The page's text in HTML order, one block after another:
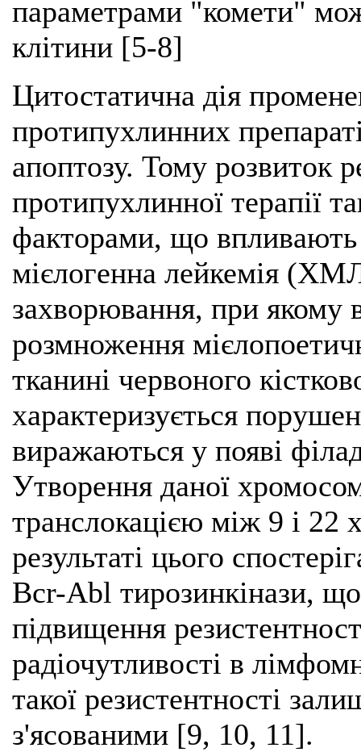
параметрами "комети"
клітини [5-8]
Цитостатична дія
протипухлинних
апоптозу. Тому розвиток
протипухлинної терапії
факторами, що
мієлогенна лейкемія
захворювання, при якому
розмноження
тканині червоного
характеризується
виражаються у появі
Утворення даної
транслокацією між 9 і
результаті цього
Bcr-Abl тирозинкінази,
підвищення
радіочутливості в
такої резистентності
з'ясованими [9, 10, 11].